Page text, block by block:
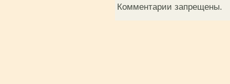
Комментарии запрещены.